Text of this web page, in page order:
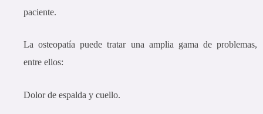
paciente.
La osteopatía puede tratar una amplia gama de problemas,
entre ellos:
Dolor de espalda y cuello.